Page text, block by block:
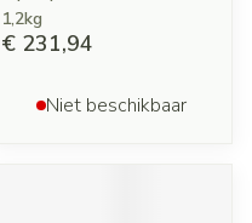
1,2kg
€ 231,94
Niet beschikbaar